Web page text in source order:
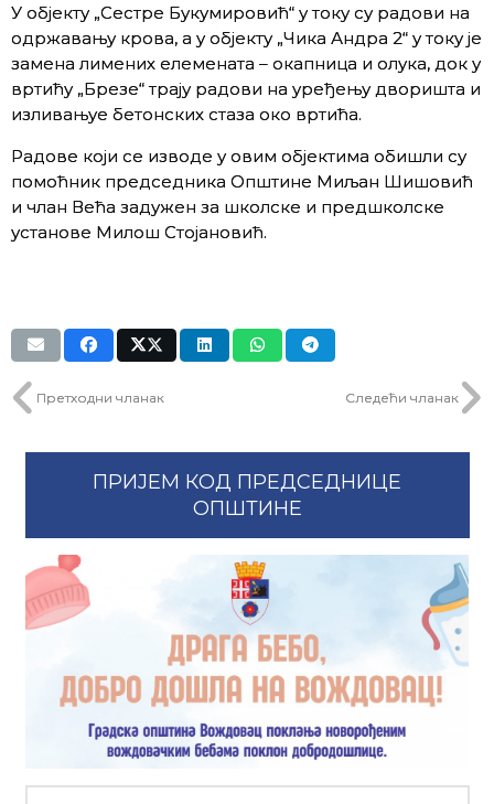
У објекту „Сестре Букумировић“ у току су радови на
одржавању крова, а у објекту „Чика Андра 2“ у току је
замена лимених елемената – окапница и олука, док у
вртићу „Брезе“ трају радови на уређењу дворишта и
изливањуе бетонских стаза око вртића.
Радове који се изводе у овим објектима обишли су
помоћник председника Општине Миљан Шишовић
и члан Већа задужен за школске и предшколске
установе Милош Стојановић.
Претходни чланак Следећи чланак
ПРИЈЕМ КОД ПРЕДСЕДНИЦЕ
ОПШТИНЕ